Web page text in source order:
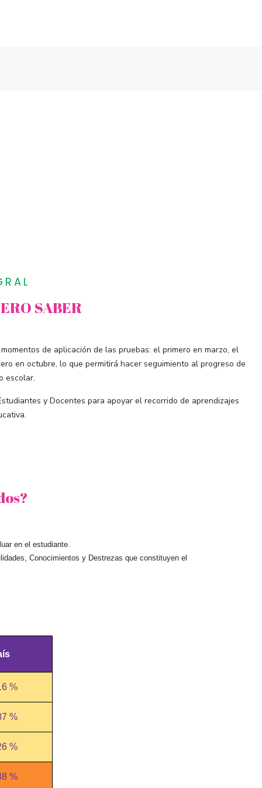
SABER
de aplicación de las pruebas: el primero en marzo, el
en octubre, lo que permitirá hacer seguimiento al progreso de
escolar.
y Docentes para apoyar el recorrido de aprendizajes
en el estudiante.
Conocimientos y Destrezas que constituyen el
%
%
%
%